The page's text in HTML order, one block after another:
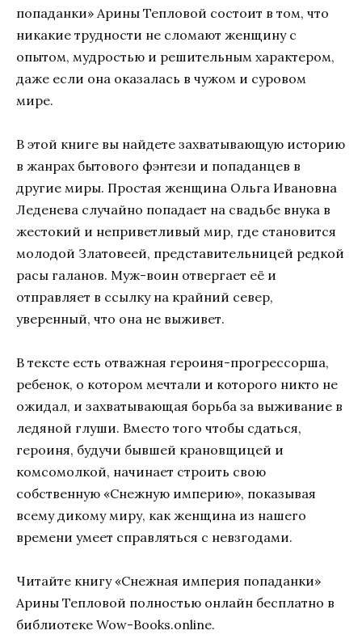
попаданки» Арины Тепловой состоит в том, что
никакие трудности не сломают женщину с
опытом, мудростью и решительным характером,
даже если она оказалась в чужом и суровом
мире.
В этой книге вы найдете захватывающую историю
в жанрах бытового фэнтези и попаданцев в
другие миры. Простая женщина Ольга Ивановна
Леденева случайно попадает на свадьбе внука в
жестокий и неприветливый мир, где становится
молодой Златовеей, представительницей редкой
расы галанов. Муж-воин отвергает её и
отправляет в ссылку на крайний север,
уверенный, что она не выживет.
В тексте есть отважная героиня-прогрессорша,
ребенок, о котором мечтали и которого никто не
ожидал, и захватывающая борьба за выживание в
ледяной глуши. Вместо того чтобы сдаться,
героиня, будучи бывшей крановщицей и
комсомолкой, начинает строить свою
собственную «Снежную империю», показывая
всему дикому миру, как женщина из нашего
времени умеет справляться с невзгодами.
Читайте книгу «Снежная империя попаданки»
Арины Тепловой полностью онлайн бесплатно в
библиотеке Wow-Books.online.